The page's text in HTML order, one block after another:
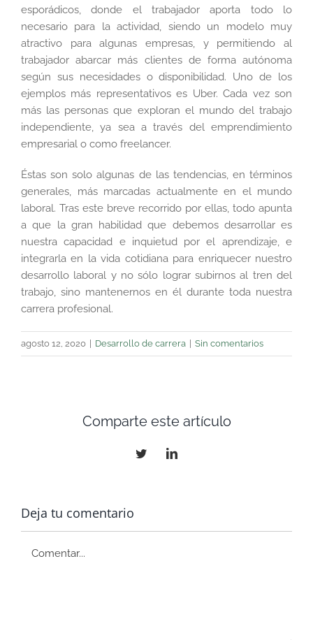
esporádicos, donde el trabajador aporta todo lo
necesario para la actividad, siendo un modelo muy
atractivo para algunas empresas, y permitiendo al
trabajador abarcar más clientes de forma autónoma
según sus necesidades o disponibilidad. Uno de los
ejemplos más representativos es Uber. Cada vez son
más las personas que exploran el mundo del trabajo
independiente, ya sea a través del emprendimiento
empresarial o como freelancer.
Éstas son solo algunas de las tendencias, en términos
generales, más marcadas actualmente en el mundo
laboral. Tras este breve recorrido por ellas, todo apunta
a que la gran habilidad que debemos desarrollar es
nuestra capacidad e inquietud por el aprendizaje, e
integrarla en la vida cotidiana para enriquecer nuestro
desarrollo laboral y no sólo lograr subirnos al tren del
trabajo, sino mantenernos en él durante toda nuestra
carrera profesional.
agosto 12, 2020 | Desarrollo de carrera | Sin comentarios
Comparte este artículo
TwitterLinkedIn
Deja tu comentario
Comentar